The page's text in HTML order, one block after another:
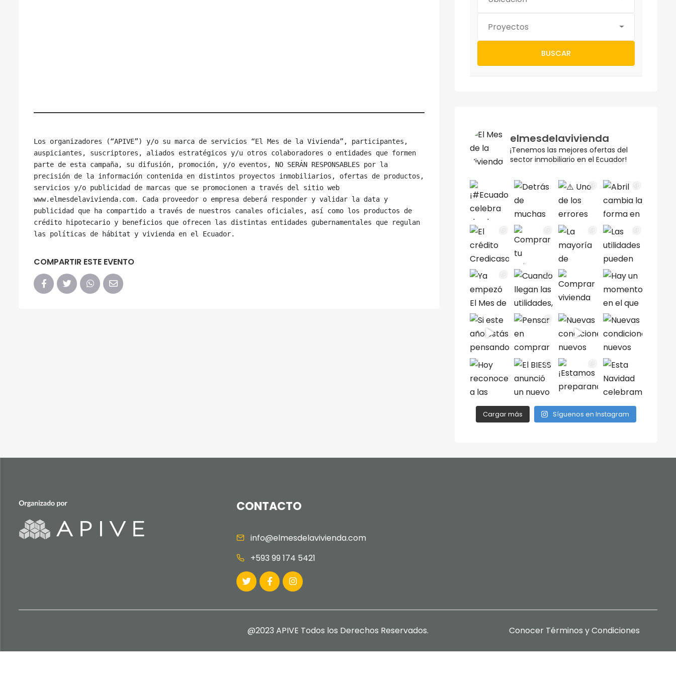
Los organizadores (“APIVE”) y/o su marca de servicios “El Mes de la Vivienda”, participantes,
auspiciantes, suscriptores, aliados estratégicos y/u otros colaboradores o entidades que formen
parte de esta campaña, su difusión, promoción, y/o eventos, NO SERÁN RESPONSABLES por la
precisión de la información contenida en distintos proyectos inmobiliarios, ofertas de productos,
servicios y/o publicidad de marcas que se promocionen a través del sitio web
www.elmesdelavivienda.com. Cada proveedor o empresa deberá responder y validar la data y
publicidad que ha compartido a través de nuestros canales oficiales, así como los productos de
crédito hipotecario y beneficios que ofrecen las distintas entidades gubernamentales que regulan
COMPARTIR ESTE EVENTO
Proyectos
BUSCAR
elmesdelavivienda
¡Tenemos las mejores ofertas del
sector inmobiliario en el Ecuador!
Cargar más Síguenos en Instagram
CONTACTO
info@elmesdelavivienda.com
+593 99 174 5421
@2023 APIVE Todos los Derechos Reservados. Conocer Términos y Condiciones